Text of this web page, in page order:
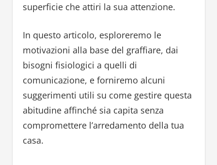
superficie che attiri la sua attenzione.
In questo articolo, esploreremo le
motivazioni alla base del graffiare, dai
bisogni fisiologici a quelli di
comunicazione, e forniremo alcuni
suggerimenti utili su come gestire questa
abitudine affinché sia capita senza
compromettere l’arredamento della tua
casa.